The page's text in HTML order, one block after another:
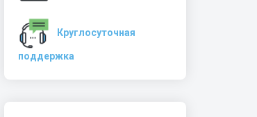
Круглосуточная
поддержка